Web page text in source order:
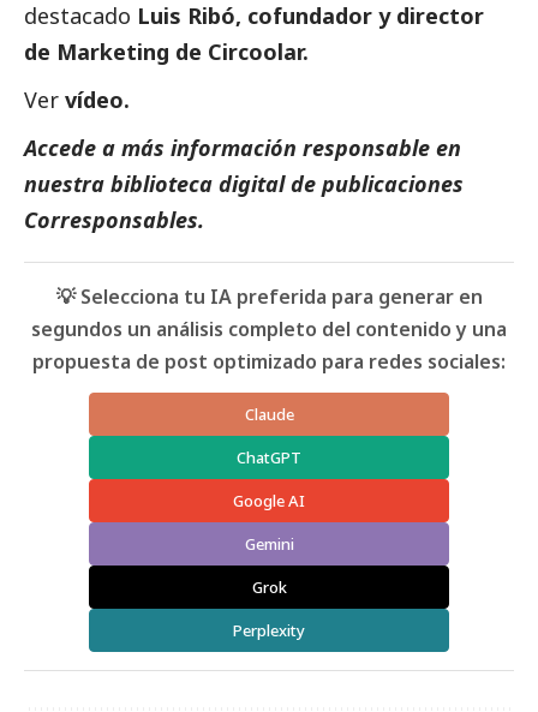
destacado Luis Ribó, cofundador y director
de Marketing de Circoolar.
Ver vídeo.
Accede a más información responsable en
nuestra biblioteca digital de publicaciones
Corresponsables.
💡 Selecciona tu IA preferida para generar en
segundos un análisis completo del contenido y una
propuesta de post optimizado para redes sociales:
Claude
ChatGPT
Google AI
Gemini
Grok
Perplexity